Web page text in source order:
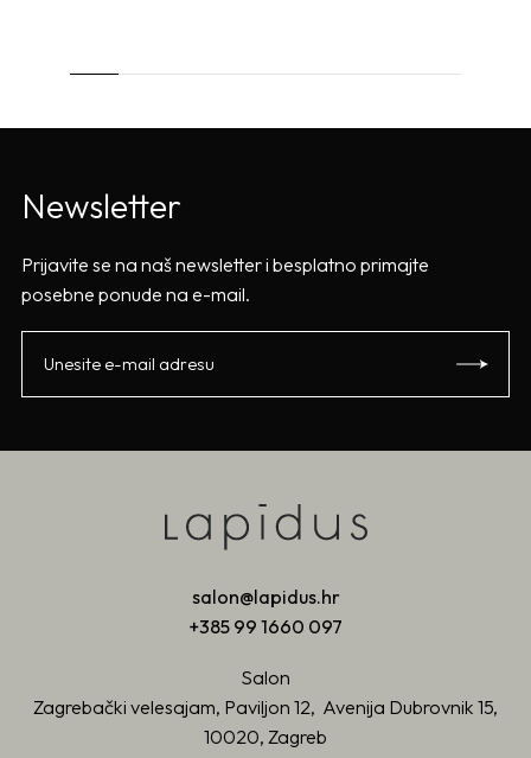
Newsletter
Prijavite se na naš newsletter i besplatno primajte
posebne ponude na e-mail.
salon@lapidus.hr
+385 99 1660 097
Salon
Zagrebački velesajam, Paviljon 12, Avenija Dubrovnik 15,
10020, Zagreb